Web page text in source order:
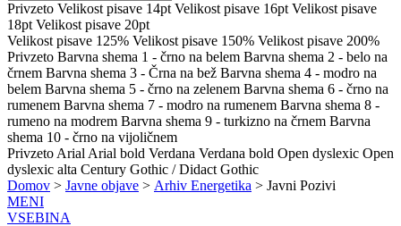
Privzeto Velikost pisave 14pt Velikost pisave 16pt Velikost pisave
18pt Velikost pisave 20pt
Velikost pisave 125% Velikost pisave 150% Velikost pisave 200%
Privzeto Barvna shema 1 - črno na belem Barvna shema 2 - belo na
črnem Barvna shema 3 - Črna na bež Barvna shema 4 - modro na
belem Barvna shema 5 - črno na zelenem Barvna shema 6 - črno na
rumenem Barvna shema 7 - modro na rumenem Barvna shema 8 -
rumeno na modrem Barvna shema 9 - turkizno na črnem Barvna
shema 10 - črno na vijoličnem
Privzeto Arial Arial bold Verdana Verdana bold Open dyslexic Open
dyslexic alta Century Gothic / Didact Gothic
Domov > Javne objave > Arhiv Energetika > Javni Pozivi
MENI
VSEBINA